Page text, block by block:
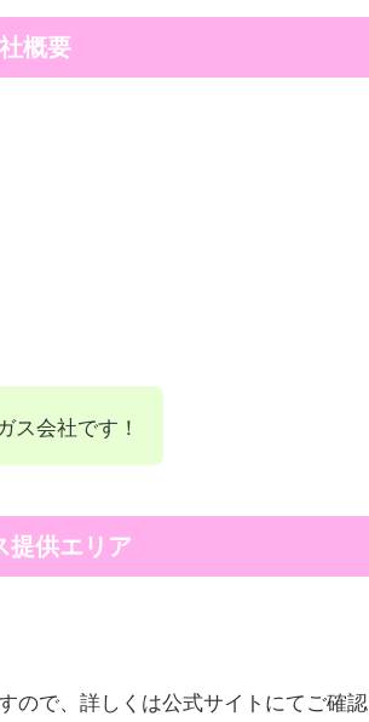
概要
ス会社です！
提供エリア
ので、詳しくは公式サイトにてご確認